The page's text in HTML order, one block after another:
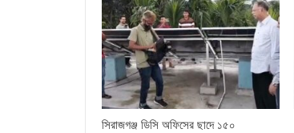
সিরাজগঞ্জ ডিসি অফিসের ছাদে ১৫০